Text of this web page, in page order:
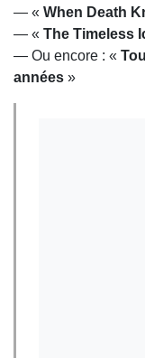
— « When Death
— « The Timeless
— Ou encore : «
années »